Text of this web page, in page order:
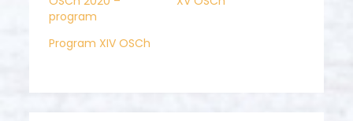
program
Program XIV OSCh